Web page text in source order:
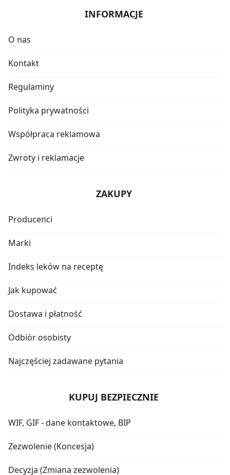
INFORMACJE
O nas
Kontakt
Regulaminy
Polityka prywatności
Współpraca reklamowa
Zwroty i reklamacje
ZAKUPY
Producenci
Marki
Indeks leków na receptę
Jak kupować
Dostawa i płatność
Odbiór osobisty
Najczęściej zadawane pytania
KUPUJ BEZPIECZNIE
WIF, GIF - dane kontaktowe, BIP
Zezwolenie (Koncesja)
Decyzja (Zmiana zezwolenia)